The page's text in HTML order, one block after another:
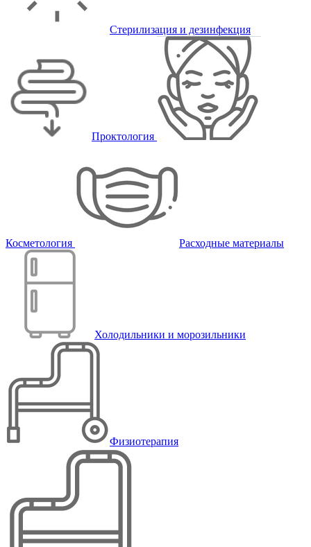
Стерилизация и дезинфекция
Проктология
Косметология Расходные материалы
Холодильники и морозильники
Физиотерапия